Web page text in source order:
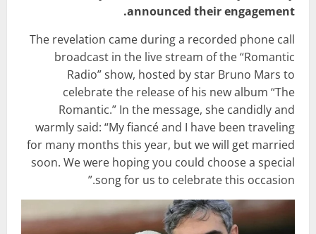
announced their engagement.
The revelation came during a recorded phone call
broadcast in the live stream of the “Romantic
Radio” show, hosted by star Bruno Mars to
celebrate the release of his new album “The
Romantic.” In the message, she candidly and
warmly said: “My fiancé and I have been traveling
for many months this year, but we will get married
soon. We were hoping you could choose a special
song for us to celebrate this occasion.”